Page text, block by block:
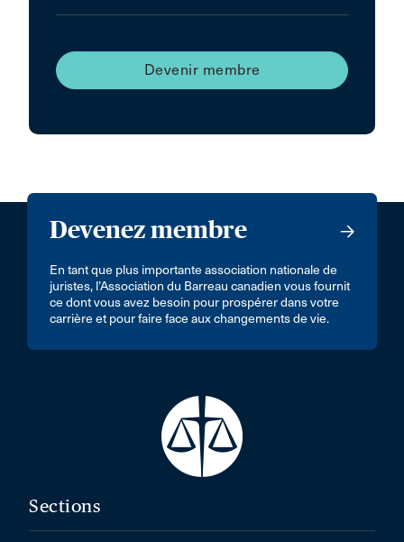
Devenir membre
Devenez membre
En tant que plus importante association nationale de
juristes, l’Association du Barreau canadien vous fournit
ce dont vous avez besoin pour prospérer dans votre
carrière et pour faire face aux changements de vie.
Sections